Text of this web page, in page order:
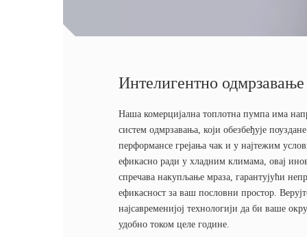
Интелигентно одмрзавање
Наша комерцијална топлотна пумпа има
систем одмрзавања, који обезбеђује
перформансе грејања чак и у најтежим
ефикасно ради у хладним климама, овај
спречава накупљање мраза, гарантујући
ефикасност за ваш пословни простор.
најсавременијој технологији да би ваше
удобно током целе године.